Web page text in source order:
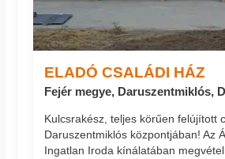
ELADÓ CSALÁDI HÁZ
Fejér megye, Daruszentmiklós,
Kulcsrakész, teljes körűen felújított
Daruszentmiklós központjában! Az
Ingatlan Iroda kínálatában